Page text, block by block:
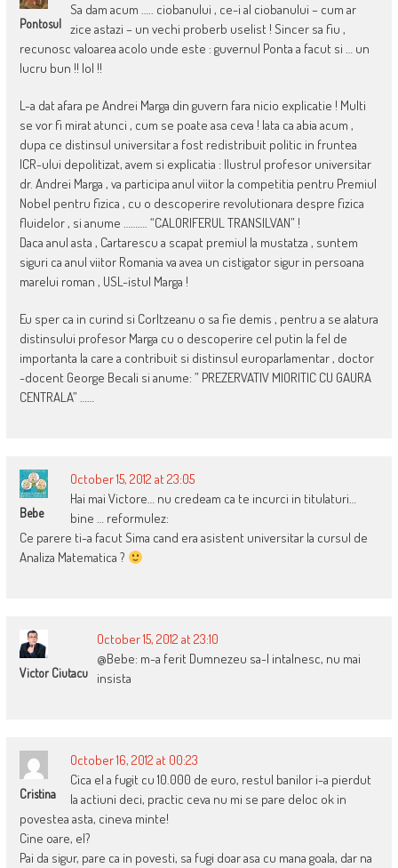
Pontosul
Sa dam acum ….. ciobanului , ce-i al ciobanului – cum ar
zice astazi – un vechi proberb uselist ! Sincer sa fiu ,
recunosc valoarea acolo unde este : guvernul Ponta a facut si … un
lucru bun !! lol !!
L-a dat afara pe Andrei Marga din guvern fara nicio explicatie ! Multi
se vor fi mirat atunci , cum se poate asa ceva ! Iata ca abia acum ,
dupa ce distinsul universitar a fost redistribuit politic in fruntea
ICR-ului depolitizat, avem si explicatia : Ilustrul profesor universitar
dr. Andrei Marga , va participa anul viitor la competitia pentru Premiul
Nobel pentru fizica , cu o descoperire revolutionara despre fizica
fluidelor , si anume ………. “CALORIFERUL TRANSILVAN” !
Daca anul asta , Cartarescu a scapat premiul la mustatza , suntem
siguri ca anul viitor Romania va avea un cistigator sigur in persoana
marelui roman , USL-istul Marga !
Eu sper ca in curind si Corltzeanu o sa fie demis , pentru a se alatura
distinsului profesor Marga cu o descoperire cel putin la fel de
importanta la care a contribuit si distinsul europarlamentar , doctor
-docent George Becali si anume: ” PREZERVATIV MIORITIC CU GAURA
CENTRALA” ……
Bebe
October 15, 2012 at 23:05
Hai mai Victore… nu credeam ca te incurci in titulaturi…
bine … reformulez:
Ce parere ti-a facut Sima cand era asistent universitar la cursul de
Analiza Matematica ?
Victor Ciutacu
October 15, 2012 at 23:10
@Bebe: m-a ferit Dumnezeu sa-l intalnesc, nu mai
insista
Cristina
October 16, 2012 at 00:23
Cica el a fugit cu 10.000 de euro, restul banilor i-a pierdut
la actiuni deci, practic ceva nu mi se pare deloc ok in
povestea asta, cineva minte!
Cine oare, el?
Pai da sigur, pare ca in povesti, sa fugi doar asa cu mana goala, dar na